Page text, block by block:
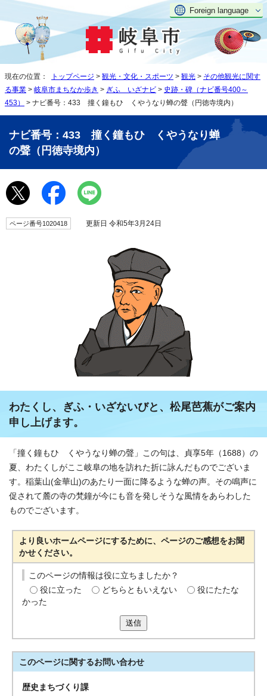
Foreign language
現在の位置： トップページ > 観光・文化・スポーツ > 観光 > その他観光に関す
る事業 > 岐阜市まちなか歩き > ぎふ いざナビ > 史跡・碑（ナビ番号400～
453）
> ナビ番号：433 撞く鐘もひゞくやうなり蝉の聲（円徳寺境内）
ナビ番号：433 撞く鐘もひゞくやうなり蝉
の聲（円徳寺境内）
ページ番号1020418 更新日 令和5年3月24日
わたくし、ぎふ・いざないびと、松尾芭蕉がご案内
申し上げます。
「撞く鐘もひゞくやうなり蝉の聲」この句は、貞享5年（1688）の
夏、わたくしがここ岐阜の地を訪れた折に詠んだものでございま
す。稲葉山(金華山)のあたり一面に降るような蝉の声。その鳴声に
促されて麓の寺の梵鐘が今にも音を発しそうな風情をあらわした
ものでございます。
より良いホームページにするために、ページのご感想をお聞
かせください。
このページの情報は役に立ちましたか？
役に立った
どちらともいえない
役にたたな
かった
送信
このページに関するお問い合わせ
歴史まちづくり課